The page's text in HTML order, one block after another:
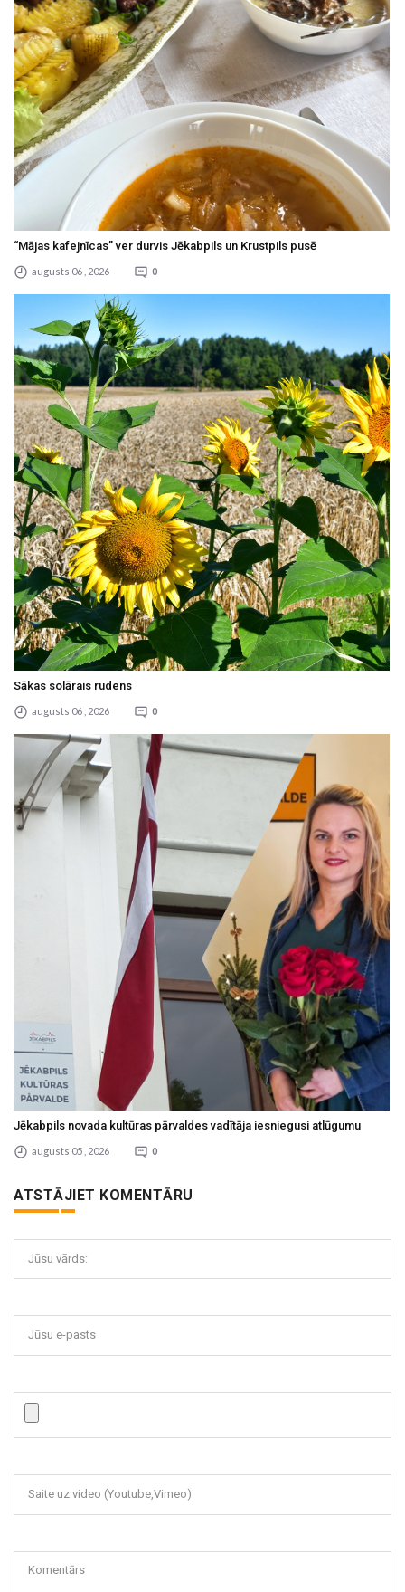
“Mājas kafejnīcas” ver durvis Jēkabpils un Krustpils pusē
augusts 06 , 2026 0
Sākas solārais rudens
augusts 06 , 2026 0
Jēkabpils novada kultūras pārvaldes vadītāja iesniegusi atlūgumu
augusts 05 , 2026 0
ATSTĀJIET KOMENTĀRU
Jūsu vārds:
Jūsu e-pasts
Saite uz video (Youtube,Vimeo)
Komentārs